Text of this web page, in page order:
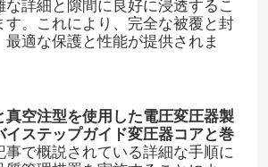
な詳細と隙間に良好に浸透するこ
す。これにより、完全な被覆と封
最適な保護と性能が提供されま
真空注型を使用した電圧変圧器製
イステップガイド変圧器コアと巻
事で概説されている詳細な手順に